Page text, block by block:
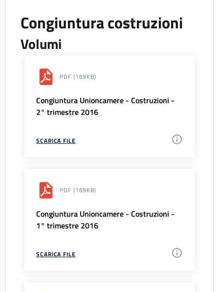
Congiuntura costruzioni
Volumi
PDF (169KB)
Congiuntura Unioncamere - Costruzioni -
2° trimestre 2016
SCARICA FILE
PDF (169KB)
Congiuntura Unioncamere - Costruzioni -
1° trimestre 2016
SCARICA FILE